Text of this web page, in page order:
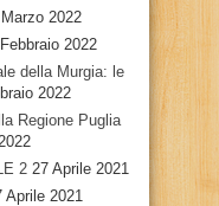
2022
2022
della Murgia: le
2022
Regione Puglia
2 27 Aprile 2021
Aprile 2021